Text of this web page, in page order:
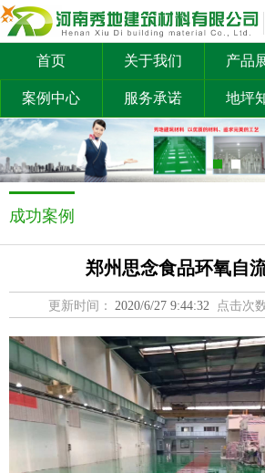
首页 关于我们 产品
案例中心 服务承诺 地坪
成功案例
郑州思念食品环氧自
更新时间： 2020/6/27 9:44:32 点击次